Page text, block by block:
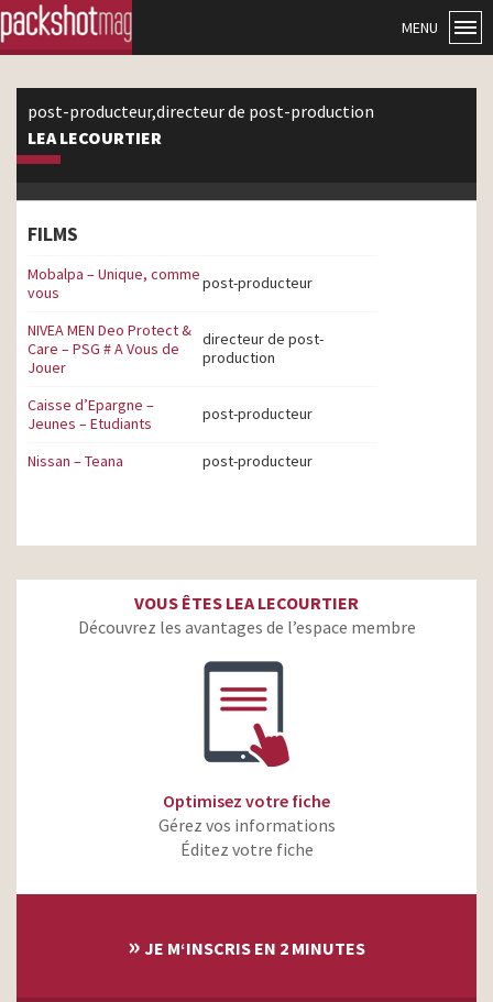
MENU
post-producteur,directeur de post-production
LEA LECOURTIER
FILMS
Mobalpa – Unique, comme
vous
post-producteur
NIVEA MEN Deo Protect &
Care – PSG # A Vous de
Jouer
directeur de post-
production
Caisse d’Epargne –
Jeunes – Etudiants
post-producteur
Nissan – Teana post-producteur
VOUS ÊTES LEA LECOURTIER
Découvrez les avantages de l’espace membre
Optimisez votre fiche
Gérez vos informations
Éditez votre fiche
» JE M‘INSCRIS EN 2 MINUTES